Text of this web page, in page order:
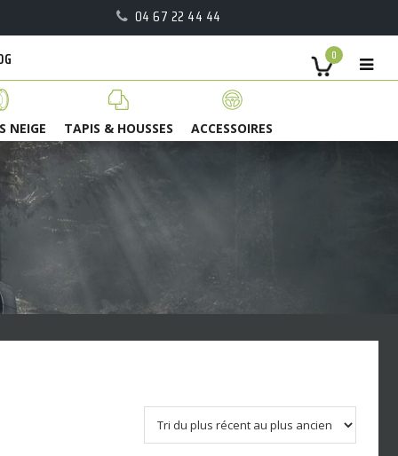
04 67 22 44 44
0
NEIGE TAPIS & HOUSSES ACCESSOIRES